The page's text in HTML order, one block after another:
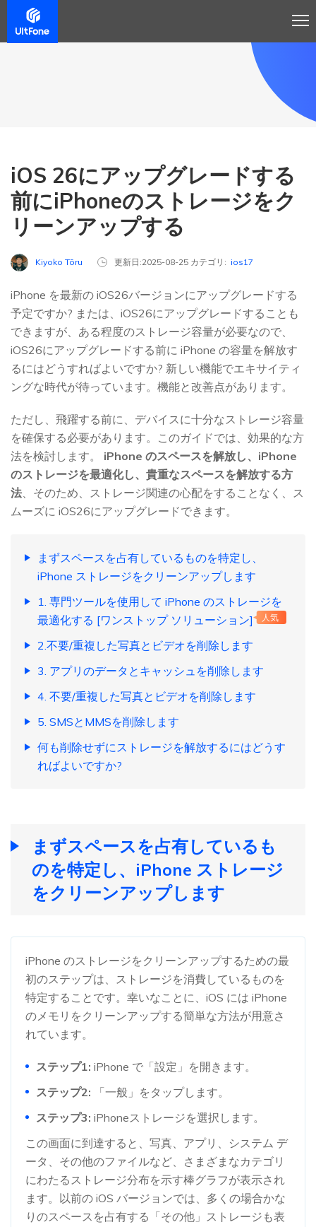
iOS 26にアップグレードする
前にiPhoneのストレージをク
リーンアップする
Kiyoko Tōru 更新日:2025-08-25 カテゴリ: ios17
iPhone を最新の iOS26バージョンにアップグレードする
予定ですか? または、iOS26にアップグレードすることも
できますが、ある程度のストレージ容量が必要なので、
iOS26にアップグレードする前に iPhone の容量を解放す
るにはどうすればよいですか? 新しい機能でエキサイティ
ングな時代が待っています。機能と改善点があります。
ただし、飛躍する前に、デバイスに十分なストレージ容量
を確保する必要があります。このガイドでは、効果的な方
法を検討します。 iPhone のスペースを解放し、iPhone
のストレージを最適化し、貴重なスペースを解放する方
法、そのため、ストレージ関連の心配をすることなく、ス
ムーズに iOS26にアップグレードできます。
まずスペースを占有しているものを特定し、
iPhone ストレージをクリーンアップします
1. 専門ツールを使用して iPhone のストレージを
最適化する [ワンストップ ソリューション]
人気
2.不要/重複した写真とビデオを削除します
3. アプリのデータとキャッシュを削除します
4. 不要/重複した写真とビデオを削除します
5. SMSとMMSを削除します
何も削除せずにストレージを解放するにはどうす
ればよいですか?
まずスペースを占有しているも
のを特定し、iPhone ストレージ
をクリーンアップします
iPhone のストレージをクリーンアップするための最
初のステップは、ストレージを消費しているものを
特定することです。幸いなことに、iOS には iPhone
のメモリをクリーンアップする簡単な方法が用意さ
れています。
ステップ1: iPhone で「設定」を開きます。
ステップ2:
「一般」をタップします。
ステップ3: iPhoneストレージを選択します。
この画面に到達すると、写真、アプリ、システム デ
ータ、その他のファイルなど、さまざまなカテゴリ
にわたるストレージ分布を示す棒グラフが表示され
ます。以前の iOS バージョンでは、多くの場合かな
りのスペースを占有する「その他」ストレージも表